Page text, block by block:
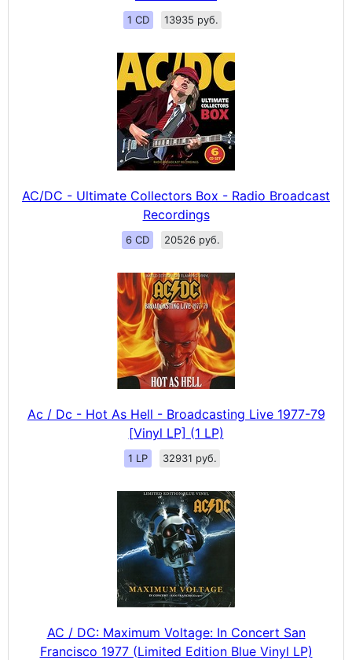
1 CD 13935 руб.
AC/DC - Ultimate Collectors Box - Radio Broadcast
Recordings
6 CD 20526 руб.
Ac / Dc - Hot As Hell - Broadcasting Live 1977-79
[Vinyl LP] (1 LP)
1 LP 32931 руб.
AC / DC: Maximum Voltage: In Concert San
Francisco 1977 (Limited Edition Blue Vinyl LP)